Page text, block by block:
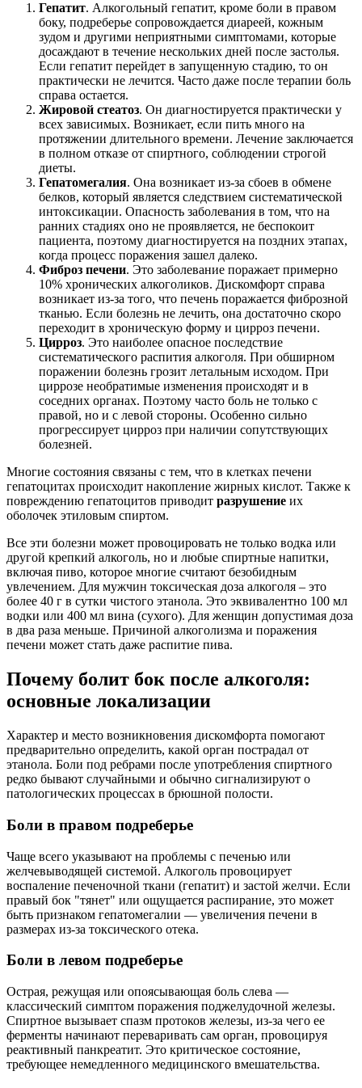
Гепатит. Алкогольный гепатит, кроме боли в правом
боку, подреберье сопровождается диареей, кожным
зудом и другими неприятными симптомами, которые
досаждают в течение нескольких дней после застолья.
Если гепатит перейдет в запущенную стадию, то он
практически не лечится. Часто даже после терапии боль
справа остается.
Жировой стеатоз. Он диагностируется практически у
всех зависимых. Возникает, если пить много на
протяжении длительного времени. Лечение заключается
в полном отказе от спиртного, соблюдении строгой
диеты.
Гепатомегалия. Она возникает из-за сбоев в обмене
белков, который является следствием систематической
интоксикации. Опасность заболевания в том, что на
ранних стадиях оно не проявляется, не беспокоит
пациента, поэтому диагностируется на поздних этапах,
когда процесс поражения зашел далеко.
Фиброз печени. Это заболевание поражает примерно
10% хронических алкоголиков. Дискомфорт справа
возникает из-за того, что печень поражается фиброзной
тканью. Если болезнь не лечить, она достаточно скоро
переходит в хроническую форму и цирроз печени.
Цирроз. Это наиболее опасное последствие
систематического распития алкоголя. При обширном
поражении болезнь грозит летальным исходом. При
циррозе необратимые изменения происходят и в
соседних органах. Поэтому часто боль не только с
правой, но и с левой стороны. Особенно сильно
прогрессирует цирроз при наличии сопутствующих
болезней.
Многие состояния связаны с тем, что в клетках печени
гепатоцитах происходит накопление жирных кислот. Также к
повреждению гепатоцитов приводит разрушение их
оболочек этиловым спиртом.
Все эти болезни может провоцировать не только водка или
другой крепкий алкоголь, но и любые спиртные напитки,
включая пиво, которое многие считают безобидным
увлечением. Для мужчин токсическая доза алкоголя – это
более 40 г в сутки чистого этанола. Это эквивалентно 100 мл
водки или 400 мл вина (сухого). Для женщин допустимая доза
в два раза меньше. Причиной алкоголизма и поражения
печени может стать даже распитие пива.
Почему болит бок после алкоголя:
основные локализации
Характер и место возникновения дискомфорта помогают
предварительно определить, какой орган пострадал от
этанола. Боли под ребрами после употребления спиртного
редко бывают случайными и обычно сигнализируют о
патологических процессах в брюшной полости.
Боли в правом подреберье
Чаще всего указывают на проблемы с печенью или
желчевыводящей системой. Алкоголь провоцирует
воспаление печеночной ткани (гепатит) и застой желчи. Если
правый бок "тянет" или ощущается распирание, это может
быть признаком гепатомегалии — увеличения печени в
размерах из-за токсического отека.
Боли в левом подреберье
Острая, режущая или опоясывающая боль слева —
классический симптом поражения поджелудочной железы.
Спиртное вызывает спазм протоков железы, из-за чего ее
ферменты начинают переваривать сам орган, провоцируя
реактивный панкреатит. Это критическое состояние,
требующее немедленного медицинского вмешательства.